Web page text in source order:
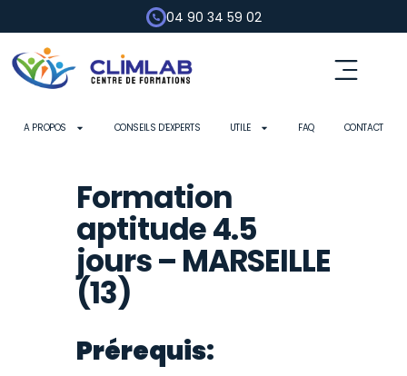
04 90 34 59 02
A PROPOS CONSEILS D’EXPERTS UTILE FAQ CONTACT
Formation
aptitude 4.5
jours – MARSEILLE
(13)
Prérequis: